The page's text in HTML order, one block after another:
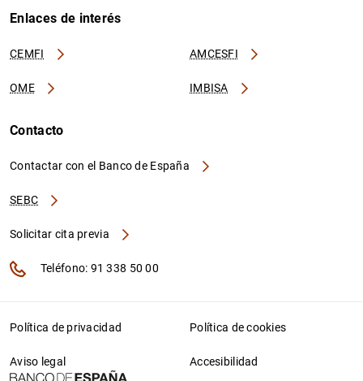
Enlaces de interés
CEMFI AMCESFI
OME IMBISA
Contacto
Contactar con el Banco de España
SEBC
Solicitar cita previa
Teléfono: 91 338 50 00
Política de privacidad Política de cookies
Aviso legal Accesibilidad